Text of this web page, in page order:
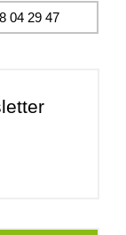
04 29 47